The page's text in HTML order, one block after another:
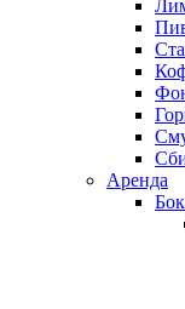
Аренда